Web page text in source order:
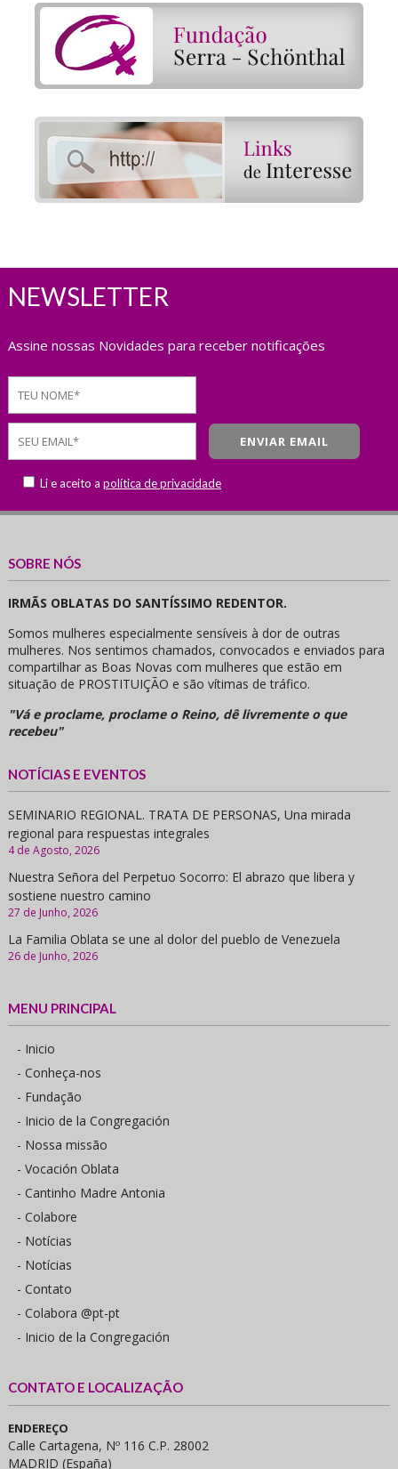
NEWSLETTER
Assine nossas Novidades para receber notificações
Li e aceito a política de privacidade
SOBRE NÓS
IRMÃS OBLATAS DO SANTÍSSIMO REDENTOR.
Somos mulheres especialmente sensíveis à dor de outras
mulheres. Nos sentimos chamados, convocados e enviados para
compartilhar as Boas Novas com mulheres que estão em
situação de PROSTITUIÇÃO e são vítimas de tráfico.
"Vá e proclame, proclame o Reino, dê livremente o que
recebeu"
NOTÍCIAS E EVENTOS
SEMINARIO REGIONAL. TRATA DE PERSONAS, Una mirada
regional para respuestas integrales
4 de Agosto, 2026
Nuestra Señora del Perpetuo Socorro: El abrazo que libera y
sostiene nuestro camino
27 de Junho, 2026
La Familia Oblata se une al dolor del pueblo de Venezuela
26 de Junho, 2026
MENU PRINCIPAL
- Inicio
- Conheça-nos
- Fundação
- Inicio de la Congregación
- Nossa missão
- Vocación Oblata
- Cantinho Madre Antonia
- Colabore
- Notícias
- Notícias
- Contato
- Colabora @pt-pt
- Inicio de la Congregación
CONTATO E LOCALIZAÇÃO
ENDEREÇO
Calle Cartagena, Nº 116 C.P. 28002
MADRID (España)